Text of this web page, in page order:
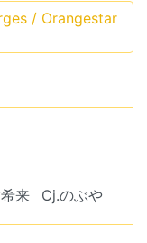
/ Orangestar
来 Cj.のぶや